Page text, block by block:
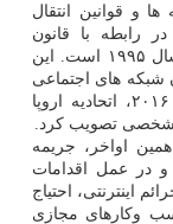
و قوانین انتقال
رابطه با قانون
حفاظت از داده ها، مصوبه کمیسیون اروپا در سال ۱۹۹۵ است. این
پیش از عصر وب ۲، بدون شبکه های اجتماعی
در نظر گرفته شده است. سپس در ماه می ۲۰۱۶، اتحادیه اروپا
شخصی تصویب کرد.
اواخر، جریمه
در عمل اقدامات
اینترنتی، احتیاج
وکارهای مجازی